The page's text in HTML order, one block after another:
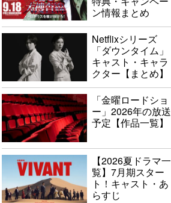
ン情報まとめ
Netflixシリーズ
「ダウンタイム」
キャスト・キャラ
クター【まとめ】
「金曜ロードショ
ー」2026年の放送
予定【作品一覧】
【2026夏ドラマ一
覧】7月期スター
ト！キャスト・あ
らすじ